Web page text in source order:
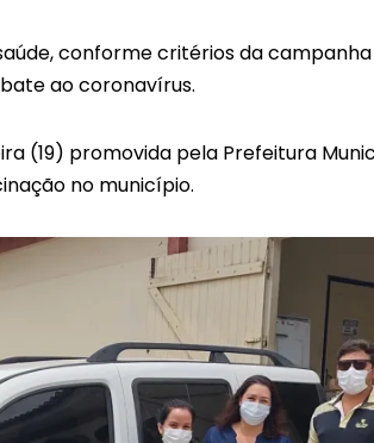
conforme critérios da
ao coronavírus.
(19) promovida pela Prefeitura
no município.